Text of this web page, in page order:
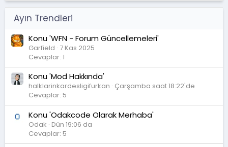
Ayın Trendleri
Konu 'WFN - Forum Güncellemeleri'
Garfield 7 Kas 2025
Cevaplar: 1
Konu 'Mod Hakkında'
halklarinkardesligifurkan Çarşamba saat 18:22'de
Cevaplar: 5
Konu 'Odakcode Olarak Merhaba'
Odak Dün 19:06 da
Cevaplar: 5